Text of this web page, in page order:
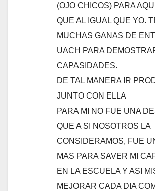
(OJO CHICOS) PARA
QUE AL IGUAL QUE YO.
MUCHAS GANAS DE
UACH PARA
CAPASIDADES.
DE TAL MANERA IR
JUNTO CON ELLA
PARA MI NO FUE UNA
QUE A SI NOSOTROS LA
CONSIDERAMOS, FUE
MAS PARA SAVER MI
EN LA ESCUELA Y ASI
MEJORAR CADA DIA